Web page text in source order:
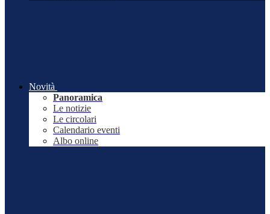
Novità
Panoramica
Le notizie
Le circolari
Calendario eventi
Albo online